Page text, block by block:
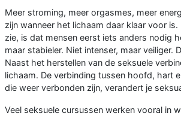
Meer stroming, meer orgasmes, meer
zijn wanneer het lichaam daar klaar voor
zie, is dat mensen eerst iets anders nodig
maar stabieler. Niet intenser, maar veiliger.
Naast het herstellen van de seksuele
lichaam. De verbinding tussen hoofd, hart
die weer verbonden zijn, verandert je
Veel seksuele cursussen werken vooral in